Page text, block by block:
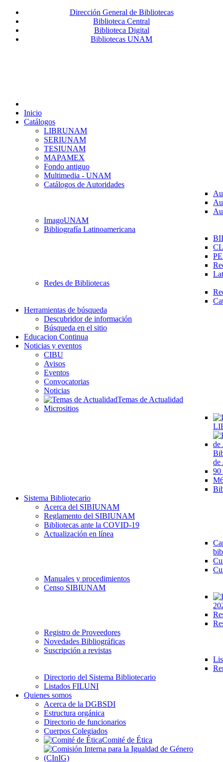
Dirección General de Bibliotecas
Biblioteca Central
Biblioteca Digital
Bibliotecas UNAM
Inicio
Catálogos
LIBRUNAM
SERIUNAM
TESIUNAM
MAPAMEX
Fondo antiguo
Multimedia - UNAM
Catálogos de Autoridades
ImagoUNAM
Bibliografía Latinoamericana
Redes de Bibliotecas
Herramientas de búsqueda
Descubridor de información
Búsqueda en el sitio
Educacion Continua
Noticias y eventos
CIBU
Avisos
Eventos
Convocatorias
Noticias
Temas de Actualidad
Micrositios
de
90
Sistema Bibliotecario
Acerca del SIBIUNAM
Reglamento del SIBIUNAM
Bibliotecas ante la COVID-19
Actualización en línea
Manuales y procedimientos
Censo SIBIUNAM
Registro de Proveedores
Novedades Bibliográficas
Suscripción a revistas
Directorio del Sistema Bibliotecario
Listados FILUNI
Quienes somos
Acerca de la DGBSDI
Estructura orgánica
Directorio de funcionarios
Cuerpos Colegiados
Comité de Ética